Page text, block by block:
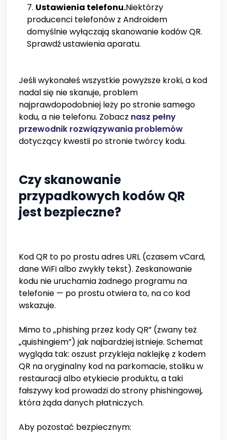
Ustawienia telefonu.Niektórzy
producenci telefonów z Androidem
domyślnie wyłączają skanowanie kodów QR.
Sprawdź ustawienia aparatu.
Jeśli wykonałeś wszystkie powyższe kroki, a kod
nadal się nie skanuje, problem
najprawdopodobniej leży po stronie samego
kodu, a nie telefonu. Zobacz nasz pełny
przewodnik rozwiązywania problemów
dotyczący kwestii po stronie twórcy kodu.
Czy skanowanie
przypadkowych kodów QR
jest bezpieczne?
Kod QR to po prostu adres URL (czasem vCard,
dane WiFi albo zwykły tekst). Zeskanowanie
kodu nie uruchamia żadnego programu na
telefonie — po prostu otwiera to, na co kod
wskazuje.
Mimo to „phishing przez kody QR” (zwany też
„quishingiem”) jak najbardziej istnieje. Schemat
wygląda tak: oszust przykleja naklejkę z kodem
QR na oryginalny kod na parkomacie, stoliku w
restauracji albo etykiecie produktu, a taki
fałszywy kod prowadzi do strony phishingowej,
która żąda danych płatniczych.
Aby pozostać bezpiecznym: